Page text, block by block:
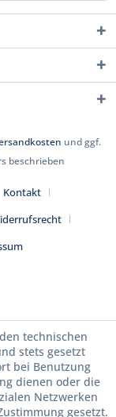
und ggf.
beschrieben
Kontakt
technischen
stets gesetzt
bei Benutzung
dienen oder die
Netzwerken
gesetzt.